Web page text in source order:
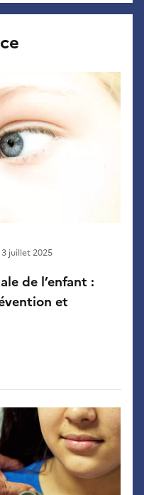
de l’enfant :
et
3 juillet 2025